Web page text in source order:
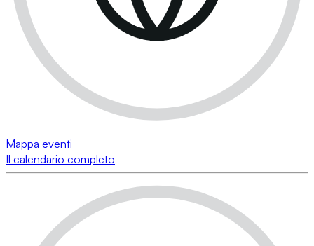
Mappa eventi
Il calendario completo